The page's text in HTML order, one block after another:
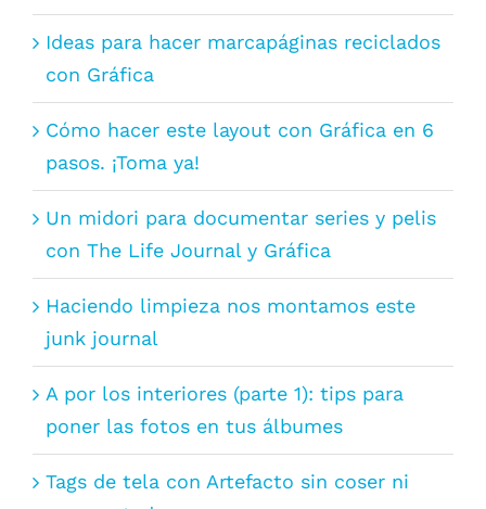
Ideas para hacer marcapáginas reciclados
con Gráfica
Cómo hacer este layout con Gráfica en 6
pasos. ¡Toma ya!
Un midori para documentar series y pelis
con The Life Journal y Gráfica
Haciendo limpieza nos montamos este
junk journal
A por los interiores (parte 1): tips para
poner las fotos en tus álbumes
Tags de tela con Artefacto sin coser ni